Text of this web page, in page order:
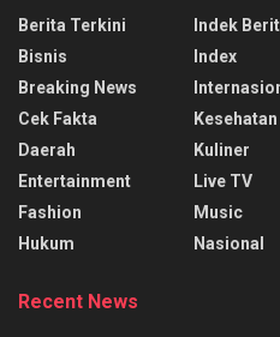
Berita Terkini
Bisnis
Breaking News
Cek Fakta
Daerah
Entertainment
Fashion
Hukum
Indek
Index
Kesehatan
Kuliner
Live TV
Music
Nasional
Recent News